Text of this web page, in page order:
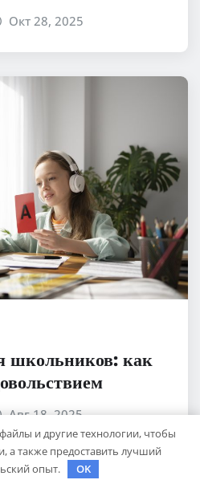
Окт 28, 2025
школьников: как
Авг 18, 2025
и другие технологии, чтобы
а также предоставить лучший
опыт.
OK